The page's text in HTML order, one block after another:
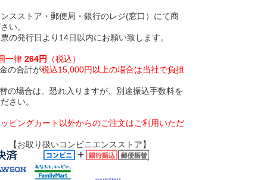
スストア・郵便局・銀行のレジ(窓口）にて商
い。
の発行日より14日以内にお願い致します。
一律 264円 （税込）
の合計が税込15,000円以上の場合は当社で負担
の場合は、恐れ入りますが、別途振込手数料を
さい。
ピングカート以外からのご注文はご利用いただ
コンビニエンスストア】